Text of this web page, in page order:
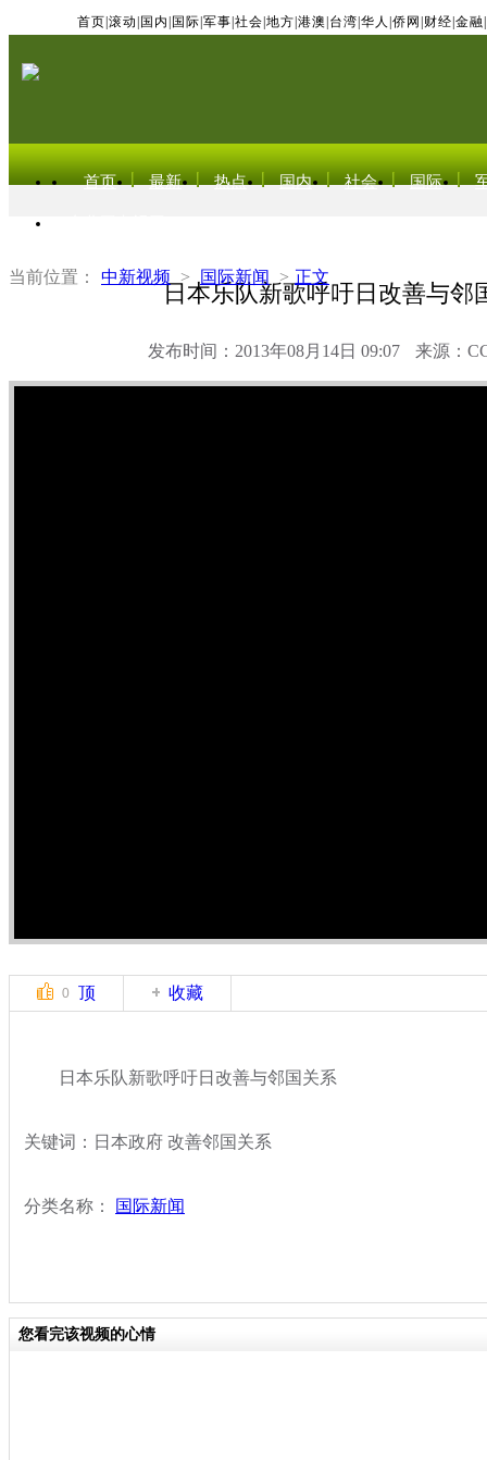
首页 滚动 国内 国际 军事 社会 地方 港澳 台湾 华人 侨网 财经 金融
首页 最新 热点 国内 社会 国际
当前位置： 中新视频 > 国际新闻 > 正文
日本乐队新歌呼吁日改善与邻
发布时间：2013年08月14日 09:07 来源：
0 顶 收藏
日本乐队新歌呼吁日改善与邻国关系
关键词：日本政府 改善邻国关系
分类名称： 国际新闻
您看完该视频的心情